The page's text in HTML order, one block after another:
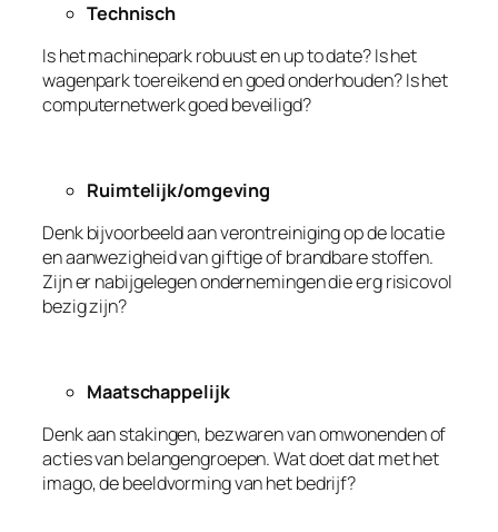
Technisch
Is het machinepark robuust en up to date? Is het
wagenpark toereikend en goed onderhouden? Is het
computernetwerk goed beveiligd?
Ruimtelijk/omgeving
Denk bijvoorbeeld aan verontreiniging op de locatie
en aanwezigheid van giftige of brandbare stoffen.
Zijn er nabijgelegen ondernemingen die erg risicovol
bezig zijn?
Maatschappelijk
Denk aan stakingen, bezwaren van omwonenden of
acties van belangengroepen. Wat doet dat met het
imago, de beeldvorming van het bedrijf?